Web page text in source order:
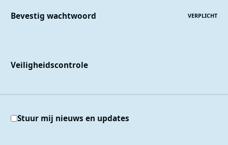
Bevestig wachtwoord VERPLICHT
Veiligheidscontrole
Stuur mij nieuws en updates